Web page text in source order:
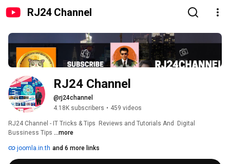
RJ24 Channel
RJ24 Channel
@rj24channel
4.18K subscribers • 459 videos
RJ24 Channel - IT Tricks & Tips  Reviews and Tutorials And  Digital
Bussiness Tips ...more
joomla.in.th and 6 more links